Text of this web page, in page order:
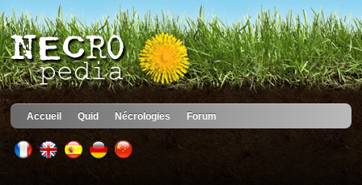
Accueil Quid Nécrologies Forum